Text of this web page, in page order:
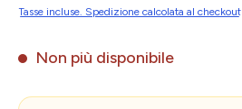
Tasse incluse. Spedizione calcolata al checkout
Non più disponibile